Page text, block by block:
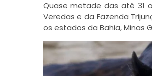
Quase metade das até 31
Veredas e da Fazenda
os estados da Bahia, Minas